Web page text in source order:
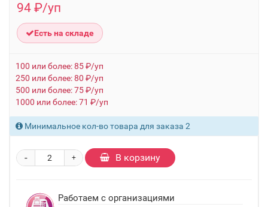
94 ₽/уп
Есть на складе
100 или более: 85 ₽/уп
250 или более: 80 ₽/уп
500 или более: 75 ₽/уп
1000 или более: 71 ₽/уп
Минимальное кол-во товара для заказа 2
+
- В корзину
Работаем с организациями